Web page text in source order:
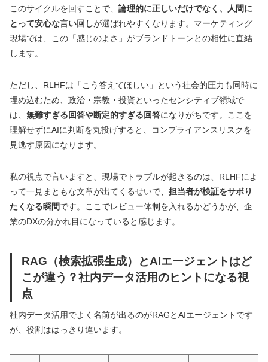
このサイクルを回すことで、 論理的に正しいだけでなく、人間に
とって安心な言い回しが選ばれやすくなります。マーケティング
現場では、この「感じのよさ」がブランドトーンとの相性に直結
します。
ただし、RLHFは「こう答えてほしい」という社会的圧力も同時に
埋め込むため、政治・宗教・投資といったセンシティブ領域で
は、 無難すぎる回答や断定的すぎる回答になりがちです。ここを
理解せずにAIに判断を丸投げすると、コンプライアンスリスクを
見逃す原因になります。
私の視点で言いますと、現場でトラブルが起きるのは、RLHFによ
って一見まともな文章が出てくるせいで、 担当者が検証をサボり
たくなる瞬間です。ここでレビュー体制を入れるかどうかが、企
業のDXの分かれ目になっていると感じます。
RAG（検索拡張生成）とAIエージェントはど
こが違う？社内データ活用のヒントになる視
点
社内データ活用でよく名前が出るのがRAGとAIエージェントです
が、役割ははっきり違います。